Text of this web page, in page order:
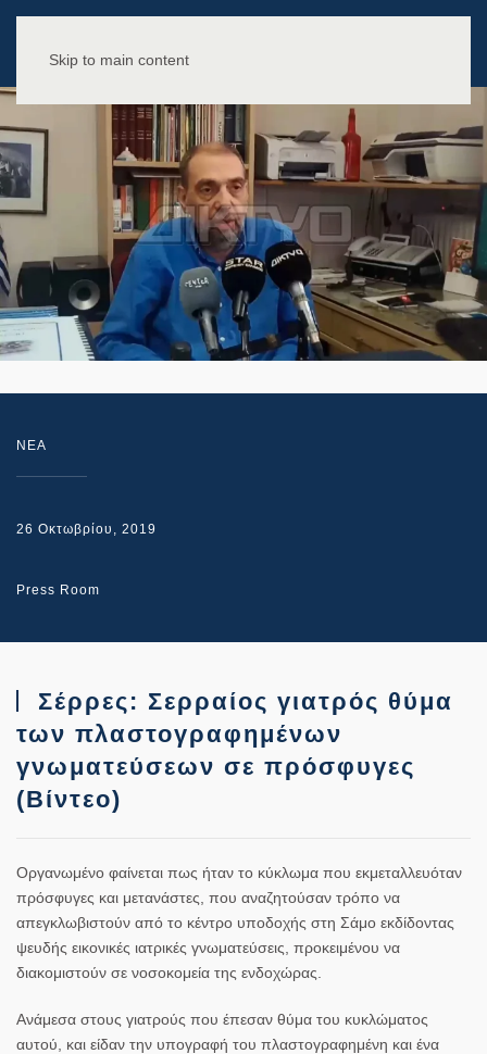
Skip to main content
NEA
26 Οκτωβρίου, 2019
Press Room
Σέρρες: Σερραίος γιατρός θύμα
των πλαστογραφημένων
γνωματεύσεων σε πρόσφυγες
(Βίντεο)
Οργανωμένο φαίνεται πως ήταν το κύκλωμα που εκμεταλλευόταν
πρόσφυγες και μετανάστες, που αναζητούσαν τρόπο να
απεγκλωβιστούν από το κέντρο υποδοχής στη Σάμο εκδίδοντας
ψευδής εικονικές ιατρικές γνωματεύσεις, προκειμένου να
διακομιστούν σε νοσοκομεία της ενδοχώρας.
Ανάμεσα στους γιατρούς που έπεσαν θύμα του κυκλώματος
αυτού, και είδαν την υπογραφή του πλαστογραφημένη και ένα